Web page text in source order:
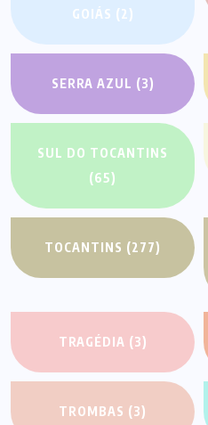
GOIÁS (2)
SERRA AZUL (3)
SUL DO TOCANTINS
(65)
TOCANTINS (277)
TRAGÉDIA (3)
TROMBAS (3)